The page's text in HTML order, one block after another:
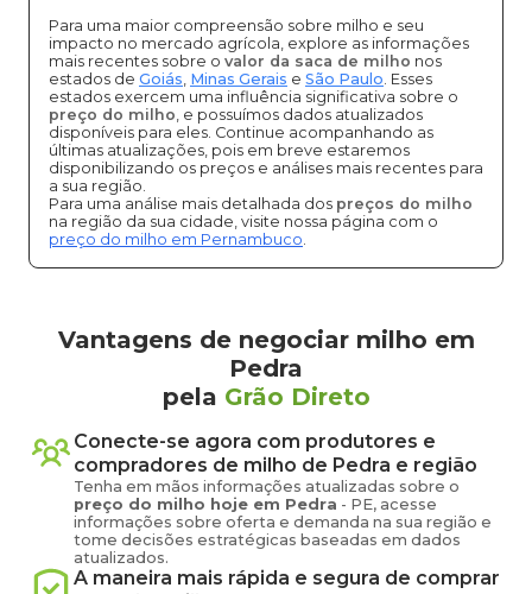
Para uma maior compreensão sobre milho e seu
impacto no mercado agrícola, explore as informações
mais recentes sobre o valor da saca de milho nos
estados de Goiás, Minas Gerais e São Paulo. Esses
estados exercem uma influência significativa sobre o
preço do milho, e possuímos dados atualizados
disponíveis para eles. Continue acompanhando as
últimas atualizações, pois em breve estaremos
disponibilizando os preços e análises mais recentes para
a sua região.
Para uma análise mais detalhada dos preços do milho
na região da sua cidade, visite nossa página com o
preço do milho em Pernambuco.
Vantagens de negociar milho em
Pedra
pela Grão Direto
Conecte-se agora com produtores e
compradores de milho de Pedra e região
Tenha em mãos informações atualizadas sobre o
preço do milho hoje em Pedra - PE, acesse
informações sobre oferta e demanda na sua região e
tome decisões estratégicas baseadas em dados
atualizados.
A maneira mais rápida e segura de comprar